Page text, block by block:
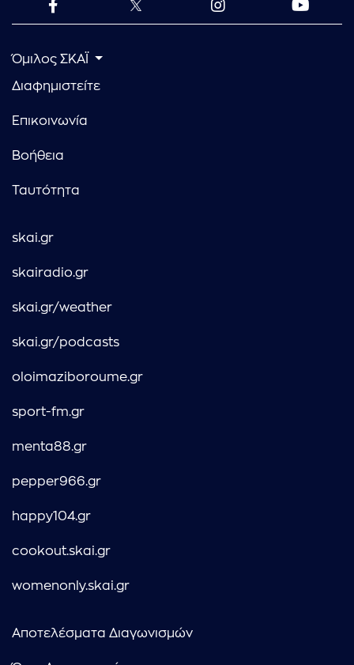
Όμιλος ΣΚΑΪ
Διαφημιστείτε
Επικοινωνία
Βοήθεια
Ταυτότητα
skai.gr
skairadio.gr
skai.gr/weather
skai.gr/podcasts
oloimaziboroume.gr
sport-fm.gr
menta88.gr
pepper966.gr
happy104.gr
cookout.skai.gr
womenonly.skai.gr
Αποτελέσματα Διαγωνισμών